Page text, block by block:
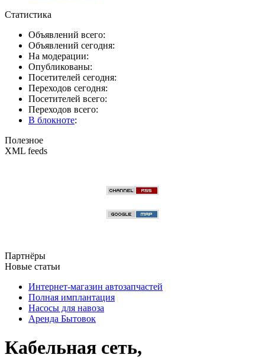
Статистика
Объявлений всего:
Объявлений сегодня:
На модерации:
Опубликованы:
Посетителей сегодня:
Переходов сегодня:
Посетителей всего:
Переходов всего:
В блокноте:
Полезное
XML feeds
Партнёры
Новые статьи
Интернет-магазин автозапчастей
Полная имплантация
Насосы для навоза
Аренда Бытовок
Кабельная сеть,